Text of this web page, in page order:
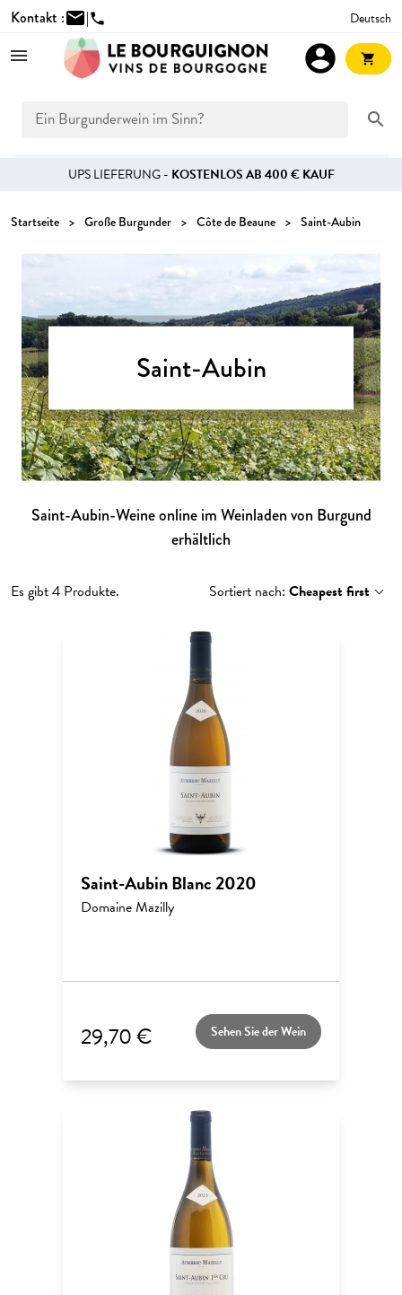
Kontakt :mail|phone Deutsch
search
account_circle shopping_cart
UPS LIEFERUNG - KOSTENLOS AB 400 € KAUF
Startseite Große Burgunder Côte de Beaune Saint-Aubin
Saint-Aubin
Saint-Aubin-Weine online im Weinladen von Burgund
erhältlich
Es gibt 4 Produkte. Sortiert nach: Cheapest first
Saint-Aubin Blanc 2020
Domaine Mazilly
29,70 € Sehen Sie der Wein